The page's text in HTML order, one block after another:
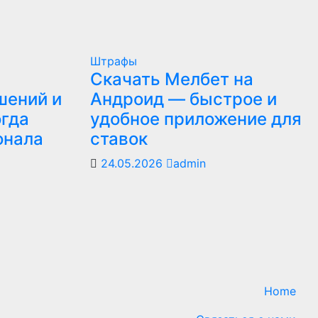
и
Штрафы
Скачать Мелбет на
Андроид — быстрое и
удобное приложение для
ставок
24.05.2026 admin
Home